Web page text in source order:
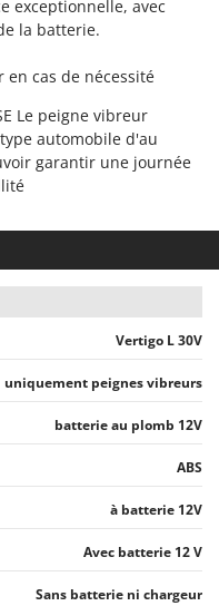
exceptionnelle, avec
la batterie.
cas de nécessité
Le peigne vibreur
automobile d'au
garantir une journée
Vertigo L 30V
uniquement peignes vibreurs
batterie au plomb 12V
ABS
à batterie 12V
Avec batterie 12 V
Sans batterie ni chargeur